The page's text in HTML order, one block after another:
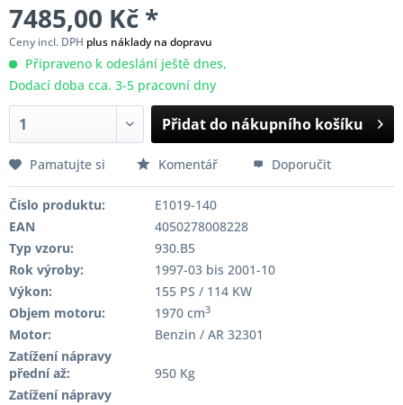
7485,00 Kč *
Ceny incl. DPH plus náklady na dopravu
Připraveno k odeslání ještě dnes,
Dodací doba cca. 3-5 pracovní dny
Přidat do nákupního košíku
Pamatujte si Komentář Doporučit
Číslo produktu:
E1019-140
EAN
4050278008228
Typ vzoru:
930.B5
Rok výroby:
1997-03 bis 2001-10
Výkon:
155 PS / 114 KW
Objem motoru:
1970 cm3
Motor:
Benzin / AR 32301
Zatížení nápravy
přední až:
950 Kg
Zatížení nápravy